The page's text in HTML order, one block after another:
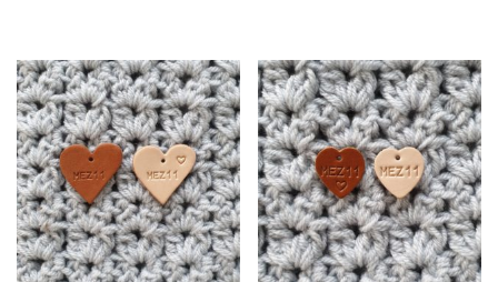
heeft
meerdere
variaties.
Deze
optie
kan
gekozen
worden